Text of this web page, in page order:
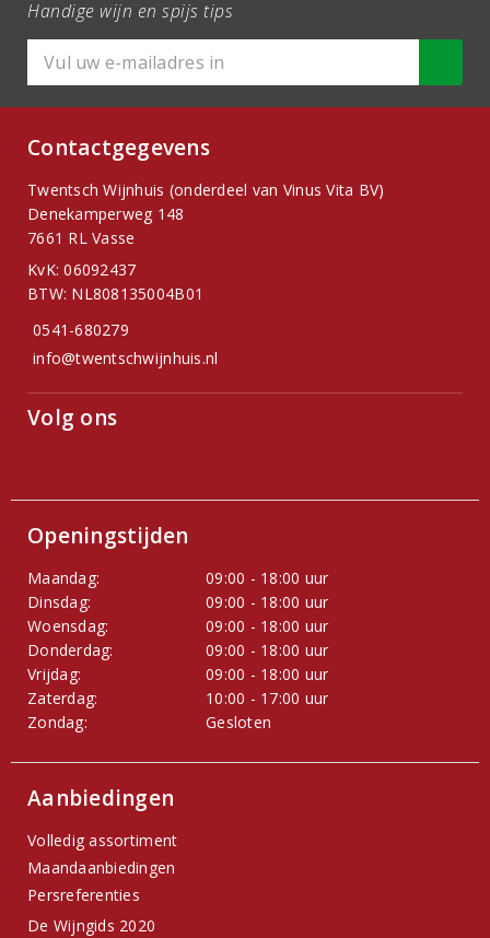
Handige wijn en spijs tips
Contactgegevens
Twentsch Wijnhuis (onderdeel van Vinus Vita BV)
Denekamperweg 148
7661 RL Vasse
KvK: 06092437
BTW: NL808135004B01
0541-680279
info@twentschwijnhuis.nl
Volg ons
Openingstijden
Maandag:
09:00 - 18:00 uur
Dinsdag:
09:00 - 18:00 uur
Woensdag:
09:00 - 18:00 uur
Donderdag:
09:00 - 18:00 uur
Vrijdag:
09:00 - 18:00 uur
Zaterdag:
10:00 - 17:00 uur
Zondag:
Gesloten
Aanbiedingen
Volledig assortiment
Maandaanbiedingen
Persreferenties
De Wijngids 2020